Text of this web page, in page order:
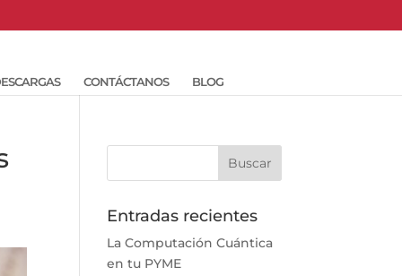
CONTÁCTANOS BLOG
Entradas recientes
La Computación Cuántica
en tu PYME